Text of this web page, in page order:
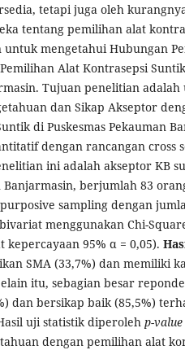
tetapi juga oleh
tentang pemilihan alat
untuk mengetahui Hubungan
Alat Kontrasepsi
Tujuan penelitian
dan Sikap Akseptor
di Puskesmas Pekauman
dengan rancangan cross
ini adalah akseptor KB
Banjarmasin, berjumlah 83
sampling dengan
menggunakan Chi-
kepercayaan 95% α = 0,05).
SMA (33,7%) dan memiliki
itu, sebagian besar
dan bersikap baik (85,5%)
uji statistik diperoleh p-value
dengan pemilihan alat